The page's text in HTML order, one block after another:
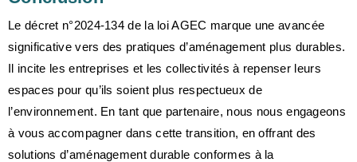
Le décret n°2024-134 de la loi AGEC marque une avancée
significative vers des pratiques d’aménagement plus durables.
Il incite les entreprises et les collectivités à repenser leurs
espaces pour qu’ils soient plus respectueux de
l’environnement. En tant que partenaire, nous nous engageons
à vous accompagner dans cette transition, en offrant des
solutions d’aménagement durable conformes à la